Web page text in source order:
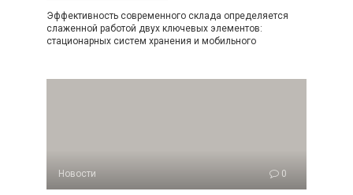
Эффективность современного склада определяется
слаженной работой двух ключевых элементов:
стационарных систем хранения и мобильного
Новости 0